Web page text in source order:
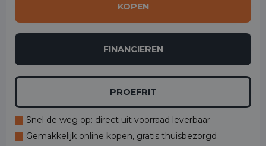
KOPEN
FINANCIEREN
PROEFRIT
Snel de weg op: direct uit voorraad leverbaar
Gemakkelijk online kopen, gratis thuisbezorgd